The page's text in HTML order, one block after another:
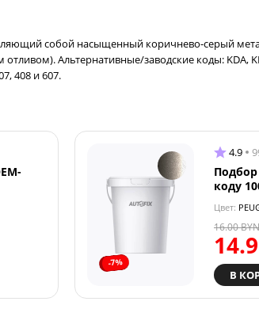
собой насыщенный коричнево-серый
Альтернативные/заводские коды: KDA,
408 и 607.
-7%
4.9
Подбор
коду
Цвет:
16.00BYN
В